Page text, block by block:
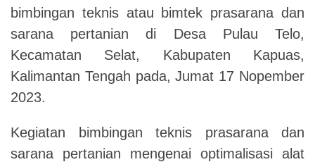
bimbingan teknis atau bimtek prasarana dan
sarana pertanian di Desa Pulau Telo,
Kecamatan Selat, Kabupaten Kapuas,
Kalimantan Tengah pada, Jumat 17 Nopember
2023.
Kegiatan bimbingan teknis prasarana dan
sarana pertanian mengenai optimalisasi alat